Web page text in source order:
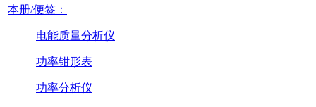
本册/便签：
电能质量分析仪
功率钳形表
功率分析仪